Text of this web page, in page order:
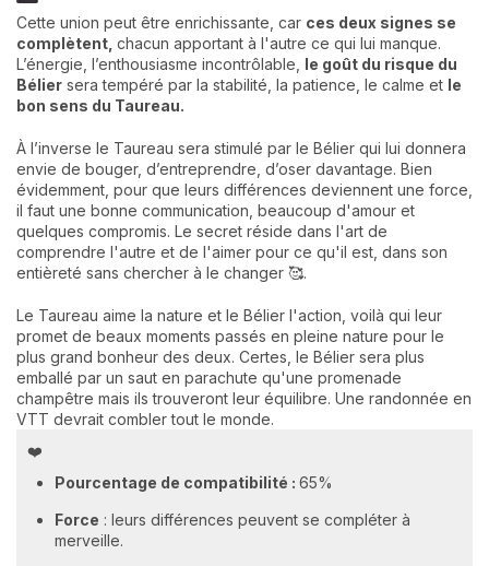
Cette union peut être enrichissante, car ces deux signes se
complètent, chacun apportant à l'autre ce qui lui manque.
L’énergie, l’enthousiasme incontrôlable, le goût du risque du
Bélier sera tempéré par la stabilité, la patience, le calme et le
bon sens du Taureau.
À l’inverse le Taureau sera stimulé par le Bélier qui lui donnera
envie de bouger, d’entreprendre, d’oser davantage. Bien
évidemment, pour que leurs différences deviennent une force,
il faut une bonne communication, beaucoup d'amour et
quelques compromis. Le secret réside dans l'art de
comprendre l'autre et de l'aimer pour ce qu'il est, dans son
entièreté sans chercher à le changer 🥰.
Le Taureau aime la nature et le Bélier l'action, voilà qui leur
promet de beaux moments passés en pleine nature pour le
plus grand bonheur des deux. Certes, le Bélier sera plus
emballé par un saut en parachute qu'une promenade
champêtre mais ils trouveront leur équilibre. Une randonnée en
VTT devrait combler tout le monde.
❤️
Pourcentage de compatibilité : 65%
Force : leurs différences peuvent se compléter à
merveille.